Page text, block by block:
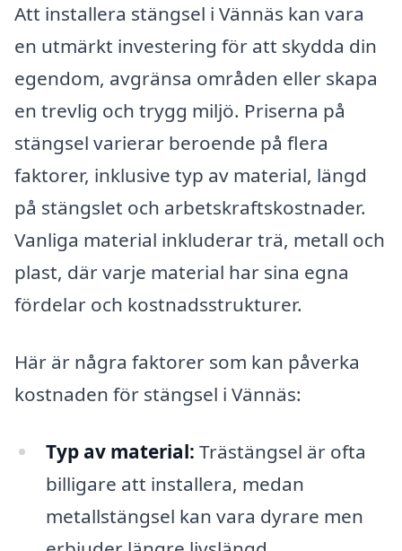
Att installera stängsel i Vännäs kan vara
en utmärkt investering för att skydda din
egendom, avgränsa områden eller skapa
en trevlig och trygg miljö. Priserna på
stängsel varierar beroende på flera
faktorer, inklusive typ av material, längd
på stängslet och arbetskraftskostnader.
Vanliga material inkluderar trä, metall och
plast, där varje material har sina egna
fördelar och kostnadsstrukturer.
Här är några faktorer som kan påverka
kostnaden för stängsel i Vännäs:
Typ av material: Trästängsel är ofta
billigare att installera, medan
metallstängsel kan vara dyrare men